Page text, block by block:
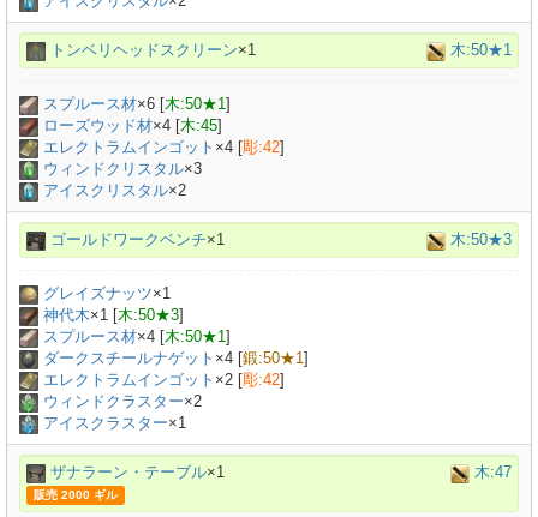
トンベリヘッドスクリーン×1 木:50★1
スプルース材×6 [木:50★1]
ローズウッド材×4 [木:45]
エレクトラムインゴット ×4 [彫:42]
ウィンドクリスタル×3
アイスクリスタル×2
ゴールドワークベンチ×1 木:50★3
グレイズナッツ×1
神代木×1 [木:50★3]
スプルース材×4 [木:50★1]
ダークスチールナゲット ×4 [鍛:50★1]
エレクトラムインゴット ×2 [彫:42]
ウィンドクラスター×2
アイスクラスター×1
ザナラーン・テーブル×1 木:47
販売 2000 ギル